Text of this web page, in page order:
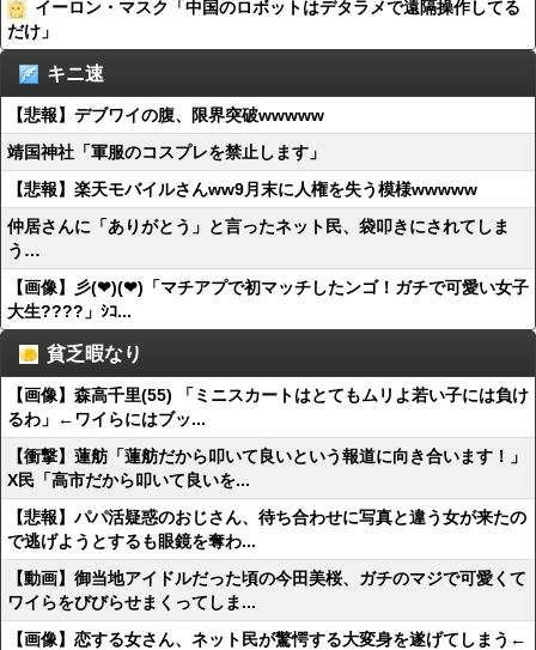
イーロン・マスク「中国のロボットはデタラメで遠隔操作してる
だけ」
キニ速
【悲報】デブワイの腹、限界突破wwwww
靖国神社「軍服のコスプレを禁止します」
【悲報】楽天モバイルさんww9月末に人権を失う模様wwwww
仲居さんに「ありがとう」と言ったネット民、袋叩きにされてしま
う…
【画像】彡(❤︎)(❤︎)「マチアプで初マッチしたンゴ！ガチで可愛い女子
大生????」ｼｺ...
貧乏暇なり
【画像】森高千里(55) 「ミニスカートはとてもムリよ若い子には負け
るわ」←ワイらにはブッ...
【衝撃】蓮舫「蓮舫だから叩いて良いという報道に向き合います！」
X民「高市だから叩いて良いを...
【悲報】パパ活疑惑のおじさん、待ち合わせに写真と違う女が来たの
で逃げようとするも眼鏡を奪わ...
【動画】御当地アイドルだった頃の今田美桜、ガチのマジで可愛くて
ワイらをびびらせまくってしま...
【画像】恋する女さん、ネット民が驚愕する大変身を遂げてしまう←